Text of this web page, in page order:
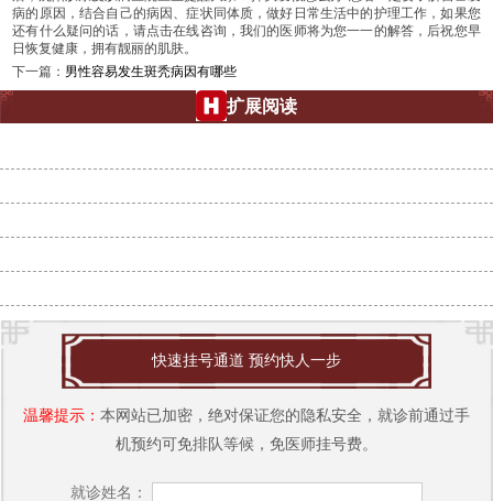
病的原因，结合自己的病因、症状同体质，做好日常生活中的护理工作，如果您
还有什么疑问的话，请点击在线咨询，我们的医师将为您一一的解答，后祝您早
日恢复健康，拥有靓丽的肌肤。
下一篇： 男性容易发生斑秃病因有哪些
扩展阅读
快速挂号通道 预约快人一步
温馨提示： 本网站已加密，绝对保证您的隐私安全，就诊前通过手
机预约可免排队等候，免医师挂号费。
就诊姓名：